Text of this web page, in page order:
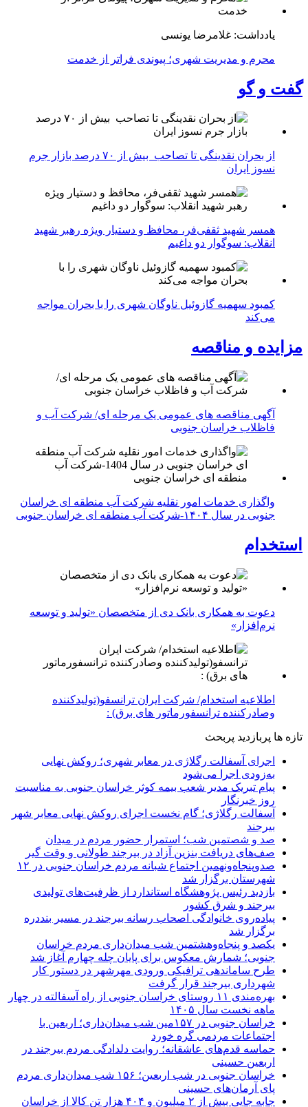
یادداشت: غلامرضا یونسی
محرم و مدیریت شهری؛ پیوندی فراتر از خدمت
گفت و گو
از بحران نقدینگی تا تصاحب بیش از ۷۰ درصد بازار جرم
نسوز ایران
همسر شهید ثقفی‌فر، محافظ و دستیار ویژه رهبر شهید
انقلاب: سوگوار دو داغیم
کمبود سهمیه گازوئیل ناوگان شهری را با بحران مواجه
می‌کند
مزایده و مناقصه
آگهی مناقصه های عمومی یک مرحله ای/ شرکت آب و
فاظلاب خراسان جنوبی
واگذاری خدمات امور نقلیه شرکت آب منطقه ای خراسان
جنوبی در سال ۱۴۰۴-شرکت آب منطقه ای خراسان جنوبی
استخدام
دعوت به همکاری بانک دی از متخصصان «تولید و توسعه
نرم‌افزار»
اطلاعیه استخدام/ شرکت ایران ترانسفو(تولیدکننده
وصادرکننده ترانسفورماتور های برق) :
تازه ها پربازدید پربحث
اجرای آسفالت رگلاژی در معابر شهری؛ روکش نهایی
به‌زودی اجرا می‌شود
پیام تبریک مدیر شعب بیمه کوثر خراسان جنوبی به مناسبت
روز خبرنگار
آسفالت رگلاژی؛ گام نخست اجرای روکش نهایی معابر شهر
بیرجند
صد و شصتمین شب؛ استمرار حضور مردم در میدان
صف‌های دریافت بنزین آزاد در بیرجند طولانی و وقت گیر
صدوپنجاه‌ونهمین اجتماع شبانه مردم خراسان جنوبی در ۱۲
شهرستان برگزار شد
بازدید رئیس پژوهشگاه استاندارد از ظرفیت‌های تولیدی
بیرجند و شرق کشور
پیاده‌روی خانوادگی اصحاب رسانه بیرجند در مسیر بنددره
برگزار شد
یکصد و پنجاه‌وهشتمین شب میدان‌داری مردم خراسان
جنوبی؛ شمارش معکوس برای پایان چله چهارم آغاز شد
طرح ساماندهی ترافیکی ورودی مهرشهر در دستور کار
شهرداری بیرجند قرار گرفت
بهره‌مندی ۱۱ روستای خراسان جنوبی از راه آسفالته در چهار
ماهه نخست سال ۱۴۰۵
خراسان جنوبی در ۱۵۷مین شب میدان‌داری؛ اربعین با
اجتماعات مردمی گره خورد
حماسه قدم‌های عاشقانه؛ روایت دلدادگی مردم بیرجند در
اربعین حسینی
خراسان جنوبی در شب اربعین؛ ۱۵۶ شب میدان‌داری مردم
پای آرمان‌های حسینی
جابه جایی بیش از ۲ میلیون و ۴۰۴ هزار تن کالا از خراسان